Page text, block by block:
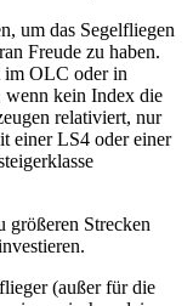
um das Segelfliegen
Freude zu haben.
im OLC oder in
wenn kein Index die
relativiert, nur
einer LS4 oder einer
größeren Strecken
(außer für die